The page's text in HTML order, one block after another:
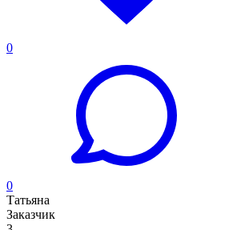
0
0
Татьяна
Заказчик